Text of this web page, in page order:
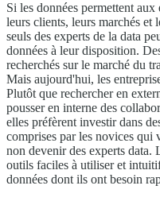
Si les données permettent
leurs clients, leurs marchés et
seuls des experts de la data
données à leur disposition.
recherchés sur le marché du
Mais aujourd'hui, les
Plutôt que rechercher en
pousser en interne des
elles préfèrent investir dans
comprises par les novices qui
non devenir des experts data.
outils faciles à utiliser et
données dont ils ont besoin